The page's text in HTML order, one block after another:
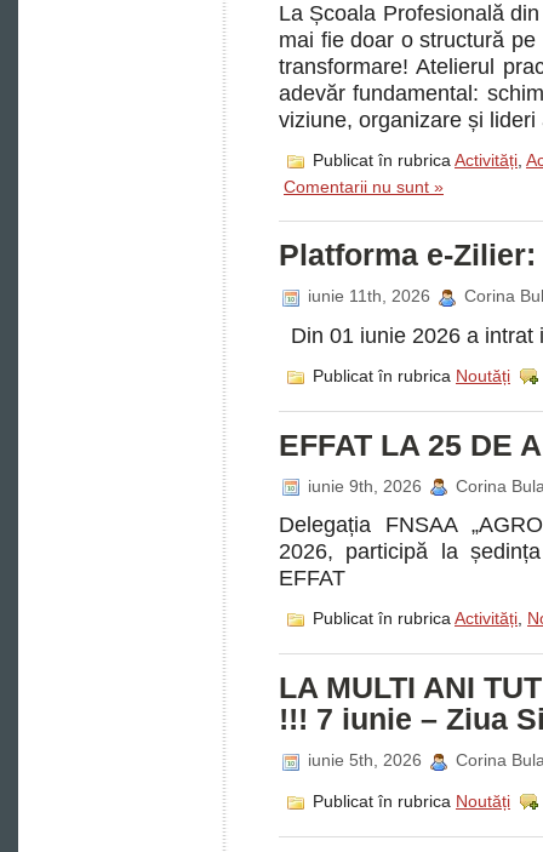
La Școala Profesională
mai fie doar o structură
transformare! Atelierul
adevăr fundamental:
viziune, organizare și lideri
Publicat în rubrica Activități
Comentarii nu sunt »
Platforma e-
iunie 11th, 2026 Corina
Din 01 iunie 2026 a
Publicat în rubrica Noutăți
EFFAT LA 25 DE
iunie 9th, 2026 Corina
Delegația FNSAA
2026, participă la
EFFAT
Publicat în rubrica Activități
LA MULTI ANI
!!! 7 iunie – Ziua
iunie 5th, 2026 Corina
Publicat în rubrica Noutăți